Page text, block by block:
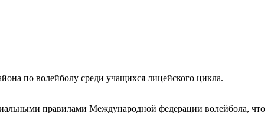
по волейболу среди учащихся лицейского цикла.
правилами Международной федерации волейбола, что